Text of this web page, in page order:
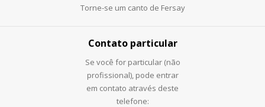
Torne-se um canto de Fersay
Contato particular
Se você for particular (não
profissional), pode entrar
em contato através deste
telefone: